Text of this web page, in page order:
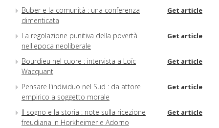
Buber e la comunità : una conferenza
dimenticata
Get article
La regolazione punitiva della povertà
nell'epoca neoliberale
Get article
Bourdieu nel cuore : intervista a Loïc
Wacquant
Get article
Pensare l'individuo nel Sud : da attore
empirico a soggetto morale
Get article
Il sogno e la storia : note sulla ricezione
freudiana in Horkheimer e Adorno
Get article